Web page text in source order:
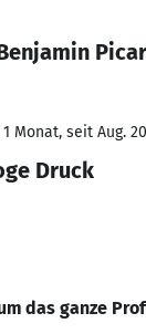
Monat, seit Aug.
Druck
das ganze